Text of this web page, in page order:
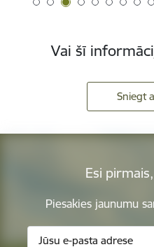
Vai šī
Sniegt
Esi
Piesakies jaunumu